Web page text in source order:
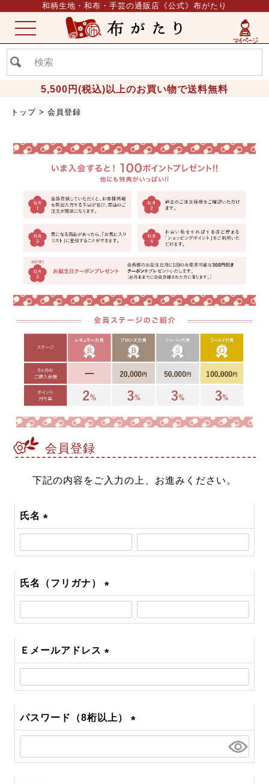
和柄生地・和布・手芸の通販店《公式》布がたり
5,500円(税込)以上のお買い物で送料無料
ME
NU
トップ 会員登録
会員登録
下記の内容をご入力の上、お進みください。
氏名
(必
須)
氏名（フリガナ）
(必
須)
Ｅメールアドレス
(必
須)
パスワード（8桁以上）
(必